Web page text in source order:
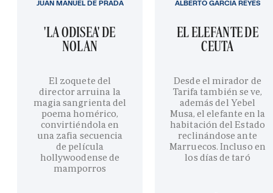
'LA ODISEA' DE
NOLAN
El zoquete del
director arruina la
magia sangrienta del
poema homérico,
convirtiéndola en
una zafia secuencia
de película
hollywoodense de
mamporros
JUAN MANUEL DE PRADA
EL ELEFANTE DE
CEUTA
Desde el mirador de
Tarifa también se ve,
además del Yebel
Musa, el elefante en la
habitación del Estado
reclinándose ante
Marruecos. Incluso en
los días de taró
ALBERTO GARCÍA REYES